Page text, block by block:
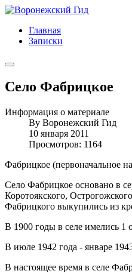
Главная
Записки
Село Фабрицкое
Информация о материале
By Воронежский Гид
10 января 2011
Просмотров: 1164
Фабрицкое (первоначальное
Село Фабрицкое основано в
Коротоякского,
Фабрицкого выкупились из
В 1900 годы в селе имелись 1
В июле 1942 года - январе
В настоящее время в селе